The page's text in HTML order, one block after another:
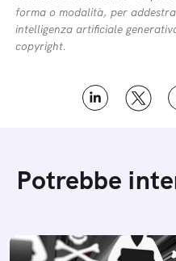
forma o modalità, per
intelligenza artificiale
copyright.
Potrebbe